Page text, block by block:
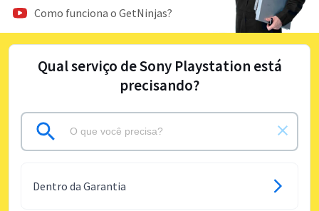
Como funciona o GetNinjas?
Qual serviço de Sony Playstation está
precisando?
Dentro da Garantia